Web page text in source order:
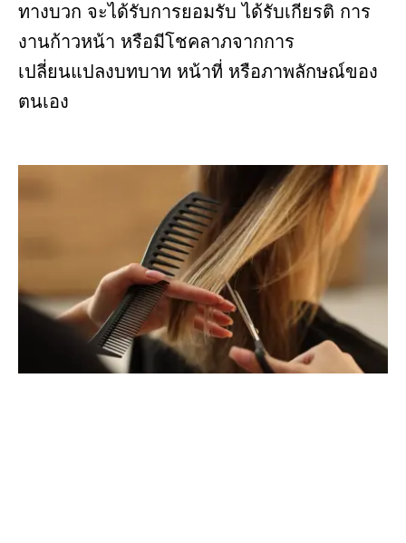
ทางบวก จะได้รับการยอมรับ ได้รับเกียรติ การ
งานก้าวหน้า หรือมีโชคลาภจากการ
เปลี่ยนแปลงบทบาท หน้าที่ หรือภาพลักษณ์ของ
ตนเอง